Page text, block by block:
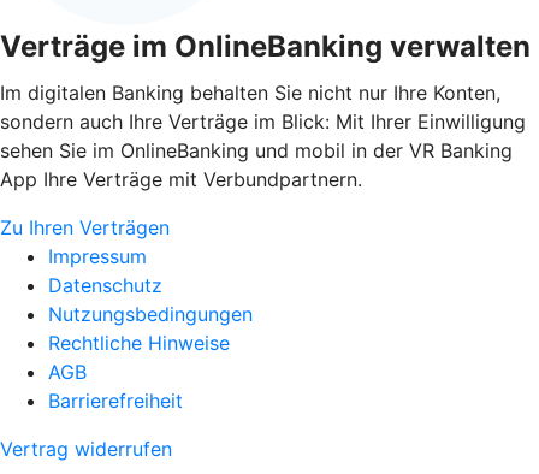
Verträge im OnlineBanking verwalten
Im digitalen Banking behalten Sie nicht nur Ihre Konten,
sondern auch Ihre Verträge im Blick: Mit Ihrer Einwilligung
sehen Sie im OnlineBanking und mobil in der VR Banking
App Ihre Verträge mit Verbundpartnern.
Zu Ihren Verträgen
Impressum
Datenschutz
Nutzungsbedingungen
Rechtliche Hinweise
AGB
Barrierefreiheit
Vertrag widerrufen